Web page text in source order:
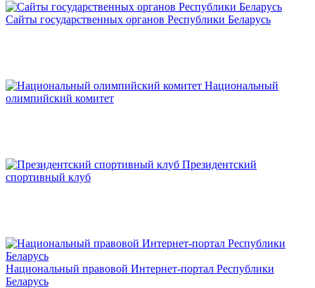
Сайты государственных органов Республики Беларусь
Национальный
олимпийский комитет
Президентский
спортивный клуб
Национальный правовой Интернет-портал Республики
Беларусь